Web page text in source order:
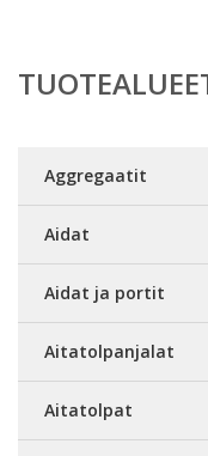
Aggregaatit
Aidat
Aidat ja portit
Aitatolpanjalat
Aitatolpat